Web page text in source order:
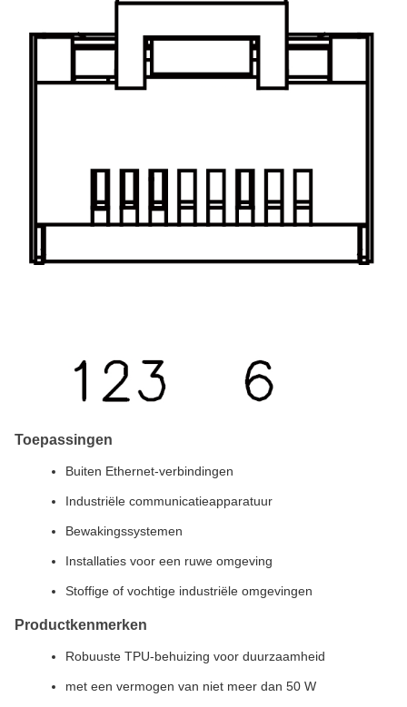
Toepassingen
Buiten Ethernet-verbindingen
Industriële communicatieapparatuur
Bewakingssystemen
Installaties voor een ruwe omgeving
Stoffige of vochtige industriële omgevingen
Productkenmerken
Robuuste TPU-behuizing voor duurzaamheid
met een vermogen van niet meer dan 50 W